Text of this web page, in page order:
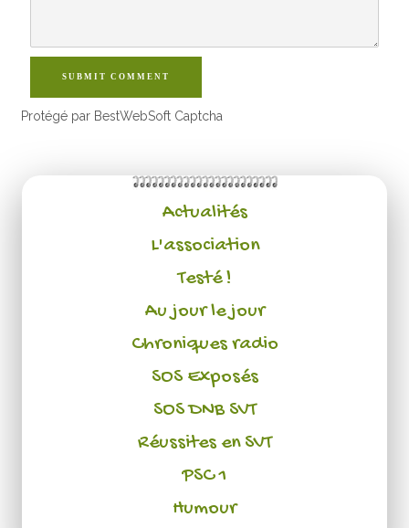
SUBMIT COMMENT
Protégé par BestWebSoft Captcha
Actualités
L'association
Testé !
Au jour le jour
Chroniques radio
SOS Exposés
SOS DNB SVT
Réussites en SVT
PSC 1
Humour